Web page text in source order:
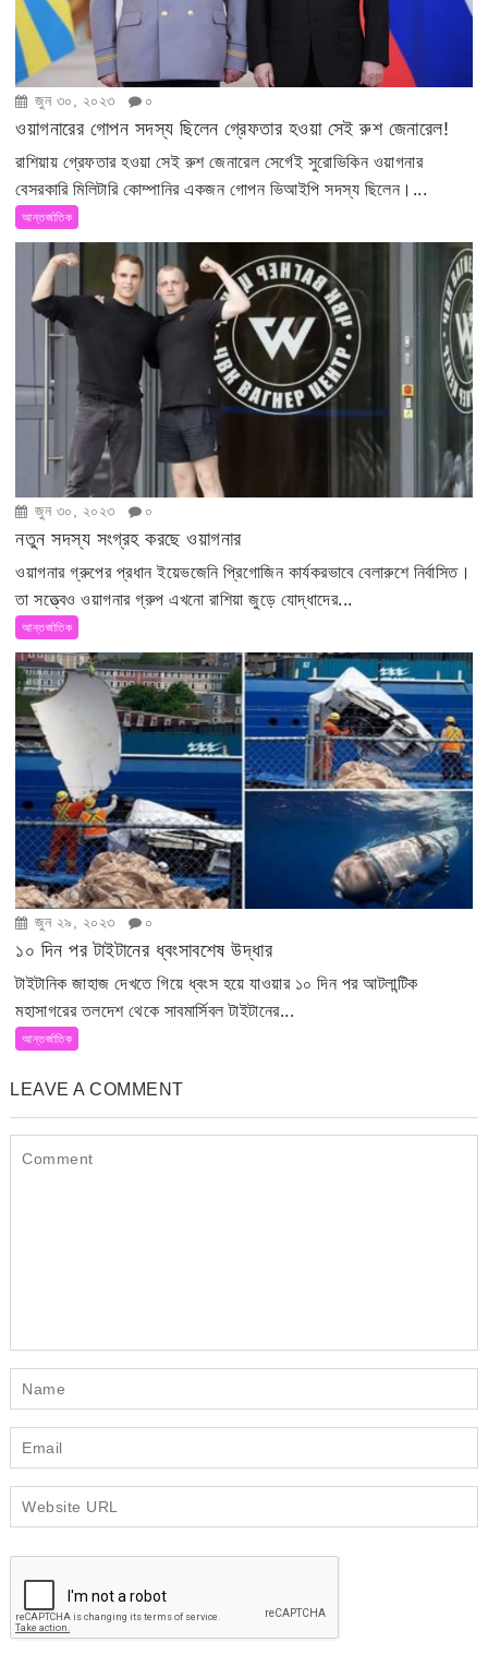
জুন ৩০, ২০২৩ ০
ওয়াগনারের গোপন সদস্য ছিলেন গ্রেফতার হওয়া সেই রুশ জেনারেল!
রাশিয়ায় গ্রেফতার হওয়া সেই রুশ জেনারেল সের্গেই সুরোভিকিন ওয়াগনার
বেসরকারি মিলিটারি কোম্পানির একজন গোপন ভিআইপি সদস্য ছিলেন।...
আন্তর্জাতিক
জুন ৩০, ২০২৩ ০
নতুন সদস্য সংগ্রহ করছে ওয়াগনার
ওয়াগনার গ্রুপের প্রধান ইয়েভজেনি প্রিগোজিন কার্যকরভাবে বেলারুশে নির্বাসিত।
তা সত্ত্বেও ওয়াগনার গ্রুপ এখনো রাশিয়া জুড়ে যোদ্ধাদের...
আন্তর্জাতিক
জুন ২৯, ২০২৩ ০
১০ দিন পর টাইটানের ধ্বংসাবশেষ উদ্ধার
টাইটানিক জাহাজ দেখতে গিয়ে ধ্বংস হয়ে যাওয়ার ১০ দিন পর আটলান্টিক
মহাসাগরের তলদেশ থেকে সাবমার্সিবল টাইটানের...
আন্তর্জাতিক
LEAVE A COMMENT